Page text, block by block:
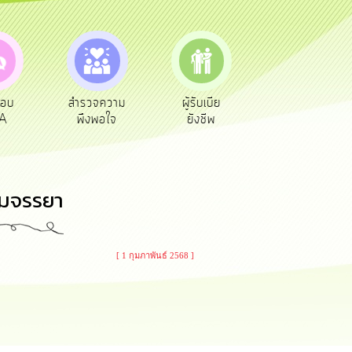
าม
ผู้รับเบีย
ยังชีพ
ประเมินภาษี
ท้องถิ่น
ทะเบียน
รรยา
[ 1 กุมภาพันธ์ 2568 ]